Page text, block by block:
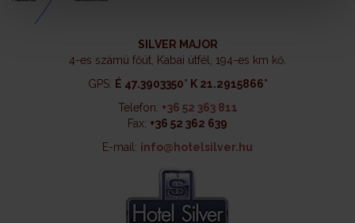
SILVER MAJOR
4-es számú főút, Kabai útfél, 194-es km kő.
GPS: É 47.3903350° K 21.2915866°
Telefon: +36 52 363 811
Fax: +36 52 362 639
E-mail: info@hotelsilver.hu